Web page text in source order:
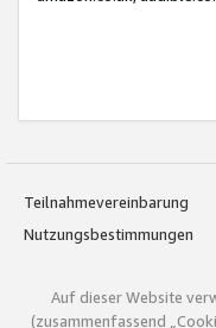
Teilnahmevereinbarung
Nutzungsbestimmungen
Auf dieser Website
(zusammenfassend